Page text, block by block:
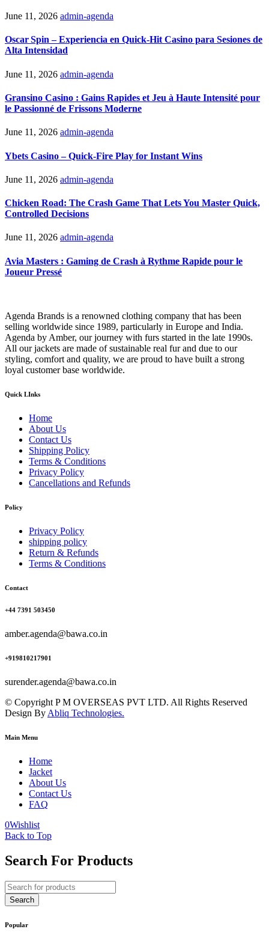
June 11, 2026 admin-agenda
Oscar Spin – Experiencia en Quick‑Hit Casino para Sesiones de
Alta Intensidad
June 11, 2026 admin-agenda
Gransino Casino : Gains Rapides et Jeu à Haute Intensité pour
le Passionné de Frissons Moderne
June 11, 2026 admin-agenda
Ybets Casino – Quick‑Fire Play for Instant Wins
June 11, 2026 admin-agenda
Chicken Road: The Crash Game That Lets You Master Quick,
Controlled Decisions
June 11, 2026 admin-agenda
Avia Masters : Gaming de Crash à Rythme Rapide pour le
Joueur Pressé
Agenda Brands is a renowned clothing company that has been
selling worldwide since 1989, particularly in Europe and India.
Agenda by Amber, our journey with furs started in the late 1990s.
All our jackets are made of sustainable real fur and due to our
styling, comfort and quality, we are proud to have built a strong
loyal customer base worldwide.
Quick LInks
Home
About Us
Contact Us
Shipping Policy
Terms & Conditions
Privacy Policy
Cancellations and Refunds
Policy
Privacy Policy
shipping policy
Return & Refunds
Terms & Conditions
Contact
+44 7391 503450
amber.agenda@bawa.co.in
+919810217901
surender.agenda@bawa.co.in
© Copyright P M OVERSEAS PVT LTD. All Rights Reserved
Design By Abliq Technologies.
Main Menu
Home
Jacket
About Us
Contact Us
FAQ
0Wishlist
Back to Top
Search For Products
Popular